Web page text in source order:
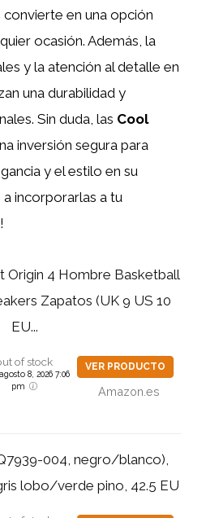
en una opción
ocasión. Además, la
y la atención al detalle en
una durabilidad y
Sin duda, las Cool
inversión segura para
y el estilo en su
incorporarlas a tu
Origin 4 Hombre Basketball
Zapatos (UK 9 US 10
EU...
of stock
8, 2026 7:06
pm
VER PRODUCTO
Amazon.es
004, negro/blanco),
lobo/verde pino, 42.5 EU